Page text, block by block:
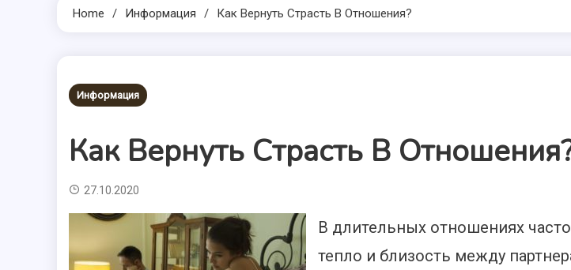
Home Информация Как Вернуть Страсть В Отношения?
Информация
Как Вернуть Страсть В
27.10.2020
В длительных отношениях часто
тепло и близость между